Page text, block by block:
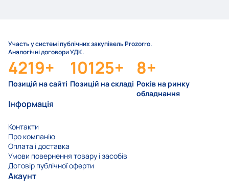
Участь у системі публічних закупівель Prozorro.
Аналогічні договори УДК.
8+
Років на ринку
обладнання
10125+
Позицій на складі
4219+
Позицій на сайті
Інформація
Контакти
Про компанію
Оплата і доставка
Умови повернення товару і засобів
Договір публічної оферти
Акаунт